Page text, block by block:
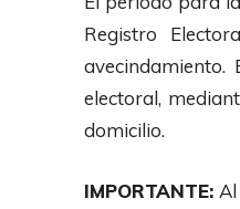
Registro
electoral,
domicilio.
IMPORTANTE: